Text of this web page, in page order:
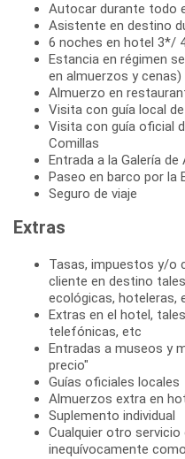
Autocar durante todo
Asistente en destino
6 noches en hotel 3*/
Estancia en régimen
en almuerzos y cenas)
Almuerzo en
Visita con guía local
Visita con guía oficial
Comillas
Entrada a la Galería
Paseo en barco por la
Seguro de viaje
Extras
Tasas, impuestos y/o
cliente en destino
ecológicas, hoteleras,
Extras en el hotel,
telefónicas, etc
Entradas a museos y
precio"
Guías oficiales locales
Almuerzos extra en
Suplemento individual
Cualquier otro
inequívocamente